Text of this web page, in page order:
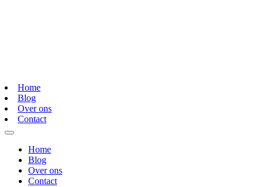
Home
Blog
Over ons
Contact
Home
Blog
Over ons
Contact